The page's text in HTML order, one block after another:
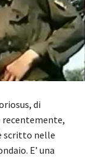
di
recentemente,
scritto nelle
E’ una